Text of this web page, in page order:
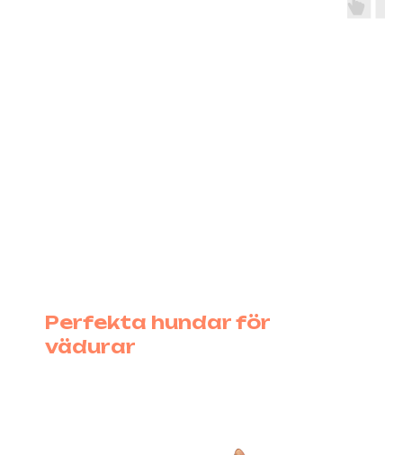
Perfekta hundar för
vädurar